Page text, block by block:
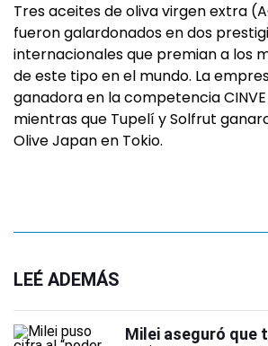
Tres aceites de oliva virgen extra
fueron galardonados en dos
internacionales que premian a los
de este tipo en el mundo. La
ganadora en la competencia
mientras que Tupelí y Solfrut
Olive Japan en Tokio.
LEÉ ADEMÁS
Milei aseguró que